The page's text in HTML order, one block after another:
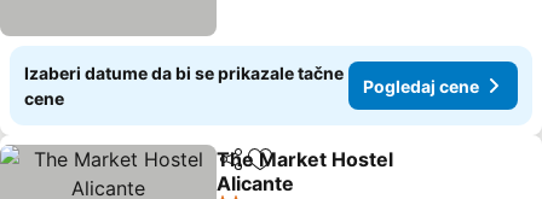
Izaberi datume da bi se prikazale tačne
cene
Pogledaj cene
Deli Dodati u favorite
The Market Hostel
Alicante